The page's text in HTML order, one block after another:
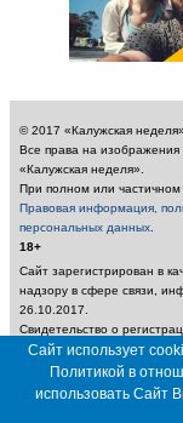
© 2017 «Калужская неделя».
Все права на
«Калужская неделя».
При полном или частичном
Правовая информация,
персональных данных
18+
Сайт зарегистрирован в
надзору в сфере связи,
26.10.2017.
Свидетельство о
Учредитель:
неделя»
Главный редактор:
Сайт использует
Политикой в
использовать Сайт